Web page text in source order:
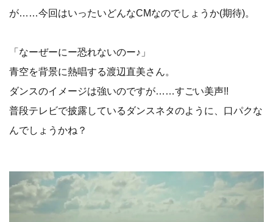
が……今回はいったいどんなCMなのでしょうか(期待)。
「なーぜーにー恐れないのー♪」
青空を背景に熱唱する渡辺直美さん。
ダンスのイメージは強いのですが……すごい美声!!
普段テレビで披露しているダンスネタのように、口パクな
んでしょうかね？